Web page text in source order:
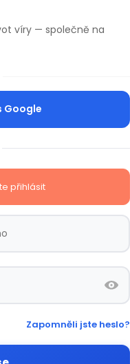
víry — společně na
Google
přihlásit
Zapomněli jste heslo?